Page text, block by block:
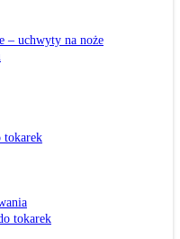
– uchwyty na noże
tokarek
tokarek